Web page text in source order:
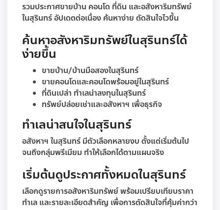
รวมประกาศขายบ้าน คอนโด ที่ดิน และอสังหาริมทรัพย์
ในสุรินทร์ อัปเดตต่อเนื่อง ค้นหาง่าย ตัดสินใจไวขึ้น
ค้นหาอสังหาริมทรัพย์ในสุรินทร์ได้
ง่ายขึ้น
ขายบ้าน/บ้านมือสองในสุรินทร์
ขายคอนโดและคอนโดพร้อมอยู่ในสุรินทร์
ที่ดินเปล่า ทำเลน่าลงทุนในสุรินทร์
ทรัพย์ปล่อยเช่าและอสังหาฯ เพื่อธุรกิจ
ทำเลน่าสนใจในสุรินทร์
อสังหาฯ ในสุรินทร์ มีตัวเลือกหลายงบ ตั้งแต่เริ่มต้นไป
จนถึงกลุ่มพรีเมียม ทำให้เลือกได้ตามแผนจริง
เริ่มต้นดูประกาศทั้งหมดในสุรินทร์
เลือกดูรายการอสังหาริมทรัพย์ พร้อมเปรียบเทียบราคา
ทำเล และรายละเอียดสำคัญ เพื่อการตัดสินใจที่คุ้มค่ากว่า